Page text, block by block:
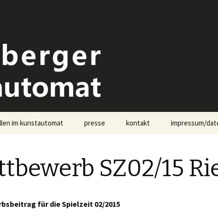
Landsberg
im kunstautomat presse kontakt impressum/
SZ02/15
für die Spielzeit 02/2015